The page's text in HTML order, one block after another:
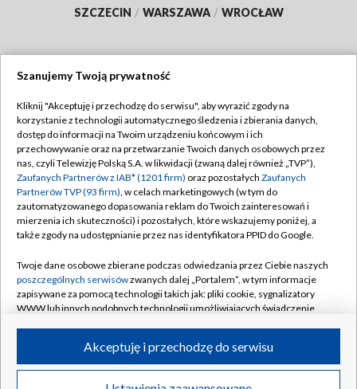
SZCZECIN / WARSZAWA / WROCŁAW
TVP
Abonament TVP
Emisja w TVP
Centrum informacji TVP
Naziemna Telewizja Cyfrowa
Rada Programowa
System NOS
Informacje o nadawcy
Program dla prasy
Regulamin TVP
Polityka prywatności
Moje zgody
Pomoc
Kontakt
Kanały
©2026 Telewizja Polska S.A. w likwidacji
Szanujemy Twoją prywatność
Kliknij "Akceptuję i przechodzę do serwisu", aby wyrazić zgody na
korzystanie z technologii automatycznego śledzenia i zbierania danych,
dostęp do informacji na Twoim urządzeniu końcowym i ich
przechowywanie oraz na przetwarzanie Twoich danych osobowych przez
nas, czyli Telewizję Polską S.A. w likwidacji (zwaną dalej również „TVP”),
Zaufanych Partnerów z IAB* (1201 firm) oraz pozostałych Zaufanych
Partnerów TVP (93 firm), w celach marketingowych (w tym do
zautomatyzowanego dopasowania reklam do Twoich zainteresowań i
mierzenia ich skuteczności) i pozostałych, które wskazujemy poniżej, a
także zgody na udostępnianie przez nas identyfikatora PPID do Google.
Twoje dane osobowe zbierane podczas odwiedzania przez Ciebie naszych
poszczególnych serwisówzwanych dalej „Portalem”, w tym informacje
zapisywane za pomocą technologii takich jak: pliki cookie, sygnalizatory
WWW lub innych podobnych technologii umożliwiających świadczenie
ruchu w Internecie.
Twoje dane osobowe zbierane podczas odwiedzania przez Ciebie
Akceptuję i przechodzę do serwisu